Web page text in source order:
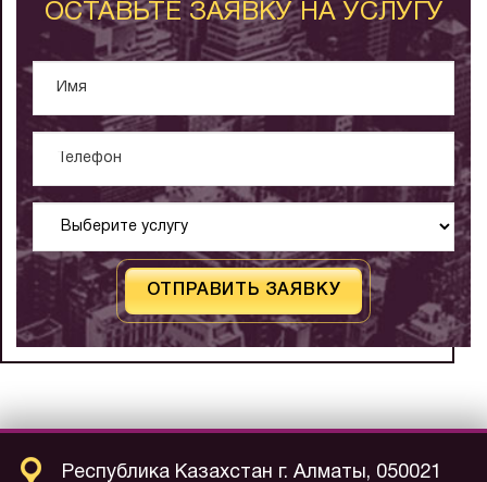
ОСТАВЬТЕ ЗАЯВКУ НА УСЛУГУ
ОТПРАВИТЬ ЗАЯВКУ
Республика Казахстан г. Алматы, 050021